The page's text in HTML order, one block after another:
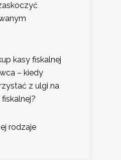
kasy fiskalnej
– kiedy
z ulgi na
rodzaje